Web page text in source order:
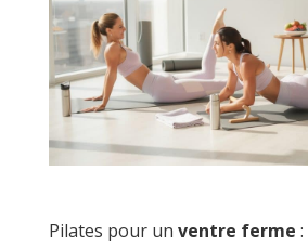
Pilates pour un ventre ferme